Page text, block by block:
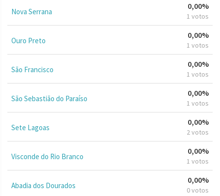
Nova Serrana
0,00%
1 votos
Ouro Preto
0,00%
1 votos
São Francisco
0,00%
1 votos
São Sebastião do Paraíso
0,00%
1 votos
Sete Lagoas
0,00%
2 votos
Visconde do Rio Branco
0,00%
1 votos
Abadia dos Dourados
0,00%
0 votos